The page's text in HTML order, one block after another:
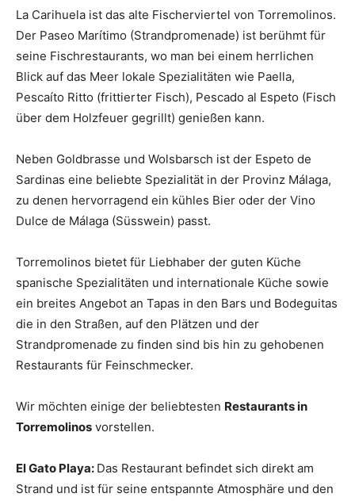
La Carihuela ist das alte Fischerviertel von Torremolinos.
Der Paseo Marítimo (Strandpromenade) ist berühmt für
seine Fischrestaurants, wo man bei einem herrlichen
Blick auf das Meer lokale Spezialitäten wie Paella,
Pescaíto Ritto (frittierter Fisch), Pescado al Espeto (Fisch
über dem Holzfeuer gegrillt) genießen kann.
Neben Goldbrasse und Wolsbarsch ist der Espeto de
Sardinas eine beliebte Spezialität in der Provinz Málaga,
zu denen hervorragend ein kühles Bier oder der Vino
Dulce de Málaga (Süsswein) passt.
Torremolinos bietet für Liebhaber der guten Küche
spanische Spezialitäten und internationale Küche sowie
ein breites Angebot an Tapas in den Bars und Bodeguitas
die in den Straßen, auf den Plätzen und der
Strandpromenade zu finden sind bis hin zu gehobenen
Restaurants für Feinschmecker.
Wir möchten einige der beliebtesten Restaurants in
Torremolinos vorstellen.
El Gato Playa: Das Restaurant befindet sich direkt am
Strand und ist für seine entspannte Atmosphäre und den